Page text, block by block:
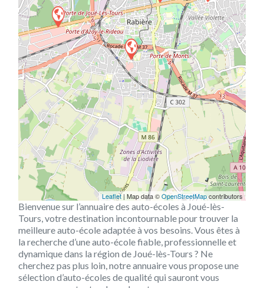
Leaflet| Map data ©OpenStreetMapcontributors
Bienvenue sur l’annuaire des auto-écoles à Joué-lès-
Tours, votre destination incontournable pour trouver la
meilleure auto-école adaptée à vos besoins. Vous êtes à
la recherche d’une auto-école fiable, professionnelle et
dynamique dans la région de Joué-lès-Tours ? Ne
cherchez pas plus loin, notre annuaire vous propose une
sélection d’auto-écoles de qualité qui sauront vous